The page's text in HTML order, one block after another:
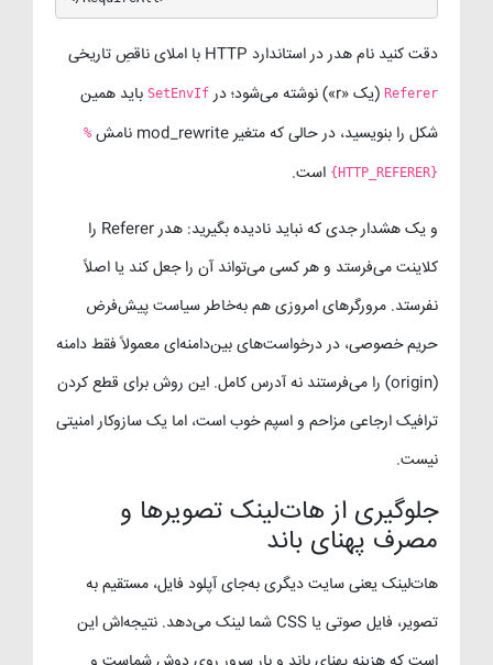
دقت کنید نام هدر در استاندارد HTTP با املای ناقصِ تاریخی
Referer (یک «r») نوشته می‌شود؛ در SetEnvIf باید همین
شکل را بنویسید، در حالی که متغیر mod_rewrite نامش
%
{HTTP_REFERER} است.
و یک هشدار جدی که نباید نادیده بگیرید: هدر Referer را
کلاینت می‌فرستد و هر کسی می‌تواند آن را جعل کند یا اصلاً
نفرستد. مرورگرهای امروزی هم به‌خاطر سیاست پیش‌فرض
حریم خصوصی، در درخواست‌های بین‌دامنه‌ای معمولاً فقط دامنه
(origin) را می‌فرستند نه آدرس کامل. این روش برای قطع کردن
ترافیک ارجاعی مزاحم و اسپم خوب است، اما یک سازوکار امنیتی
نیست.
جلوگیری از هات‌لینک تصویرها و
مصرف پهنای باند
هات‌لینک یعنی سایت دیگری به‌جای آپلود فایل، مستقیم به
تصویر، فایل صوتی یا CSS شما لینک می‌دهد. نتیجه‌اش این